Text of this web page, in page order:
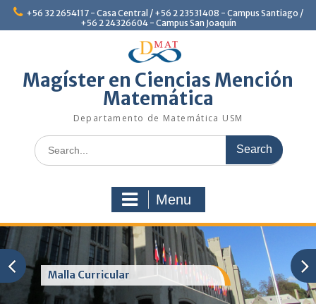
Skip
+56 32 2654117 - Casa Central / +56 2 23531408 - Campus Santiago /
+56 2 24326604 - Campus San Joaquín
Magíster en Ciencias Mención
Matemática
Departamento de Matemática USM
Search
for:
Menu
Malla Curricular